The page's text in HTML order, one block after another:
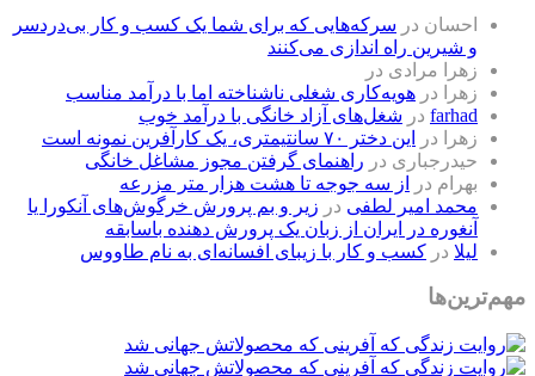
احسان در سرکه‌هایی که برای شما یک کسب و کار بی‌دردسر
و شیرین راه اندازی می‌کنند
زهرا مرادی در
زهرا
در هویه‌کاری شغلی ناشناخته اما با درآمد مناسب
farhad در شغل‌های آزاد خانگی با درآمد خوب
زهرا
در
این دختر ۷۰ سانتیمتری، یک کارآفرین نمونه است
حیدرجباری در راهنمای گرفتن مجوز مشاغل خانگی
بهرام در
از سه جوجه تا هشت هزار متر مزرعه
محمد امیر لطفی در زیر و بم پرورش خرگوش‌های آنکورا یا
آنغوره در ایران از زبان یک پرورش دهنده باسابقه
لیلا در کسب و کار با زیبای افسانه‌ای به نام طاووس
مهم‌ترین‌ها